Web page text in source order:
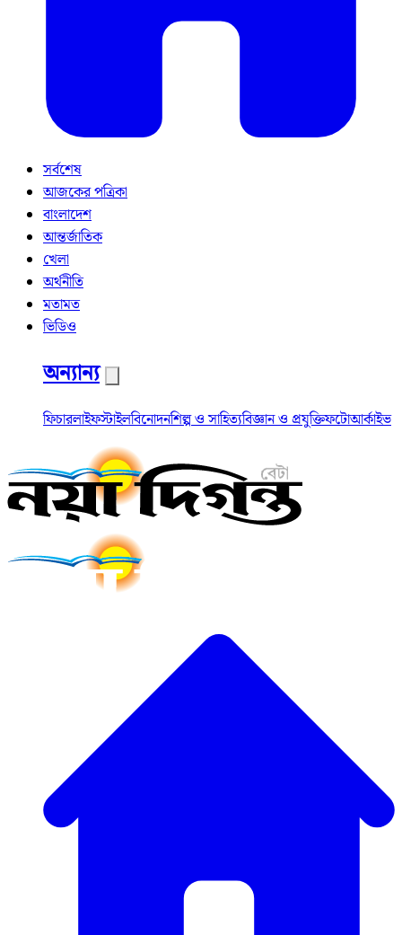
সর্বশেষ
আজকের পত্রিকা
বাংলাদেশ
আন্তর্জাতিক
খেলা
অর্থনীতি
মতামত
ভিডিও
অন্যান্য
ফিচারলাইফস্টাইলবিনোদনশিল্প ও সাহিত্যবিজ্ঞান ও প্রযুক্তিফটোআর্কাইভ